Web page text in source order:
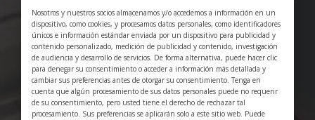
Contáctanos
;
Nosotros y nuestros socios almacenamos y/o accedemos a información en un
dispositivo, como cookies, y procesamos datos personales, como identificadores
únicos e información estándar enviada por un dispositivo para publicidad y
contenido personalizado, medición de publicidad y contenido, investigación
de audiencia y desarrollo de servicios. De forma alternativa, puede hacer clic
para denegar su consentimiento o acceder a información más detallada y
cambiar sus preferencias antes de otorgar su consentimiento. Tenga en
cuenta que algún procesamiento de sus datos personales puede no requerir
de su consentimiento, pero usted tiene el derecho de rechazar tal
procesamiento. Sus preferencias se aplicarán solo a este sitio web. Puede